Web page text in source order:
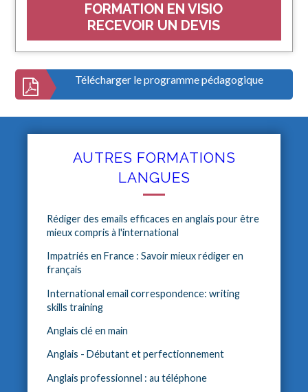
FORMATION EN VISIO
RECEVOIR UN DEVIS
Télécharger le programme pédagogique
AUTRES FORMATIONS
LANGUES
Rédiger des emails efficaces en anglais pour être
mieux compris à l'international
Impatriés en France : Savoir mieux rédiger en
français
International email correspondence: writing
skills training
Anglais clé en main
Anglais - Débutant et perfectionnement
Anglais professionnel : au téléphone